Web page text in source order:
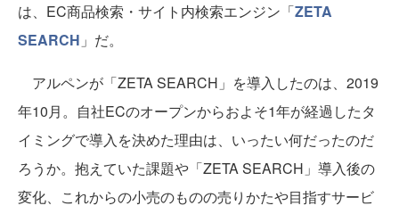
は、EC商品検索・サイト内検索エンジン「ZETA
SEARCH 」だ。
アルペンが「ZETA SEARCH」を導入したのは、2019
年10月。自社ECのオープンからおよそ1年が経過したタ
イミングで導入を決めた理由は、いったい何だったのだ
ろうか。抱えていた課題や「ZETA SEARCH」導入後の
変化、これからの小売のものの売りかたや目指すサービ